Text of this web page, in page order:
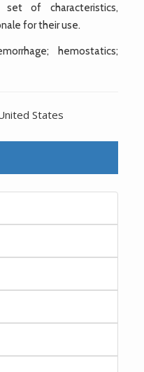
of characteristics,
for their use.
hemostatics;
States